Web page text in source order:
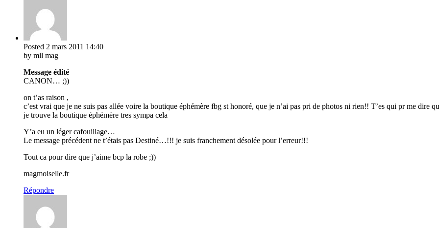
Posted 2 mars 2011 14:40
by mll mag
Message édité
CANON… ;))
on t’as raison ,
c’est vrai que je ne suis pas allée voire la boutique éphémère fbg st honoré, que je n’ai pas pri de photos ni rien!! T’es qui pr me dire
je trouve la boutique éphémère tres sympa cela
Y’a eu un léger cafouillage…
Le message précédent ne t’étais pas Destiné…!!! je suis franchement désolée pour l’erreur!!!
Tout ca pour dire que j’aime bcp la robe ;))
magmoiselle.fr
Répondre